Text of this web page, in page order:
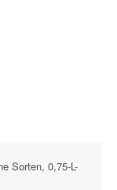
Sorten, 0,75-L-